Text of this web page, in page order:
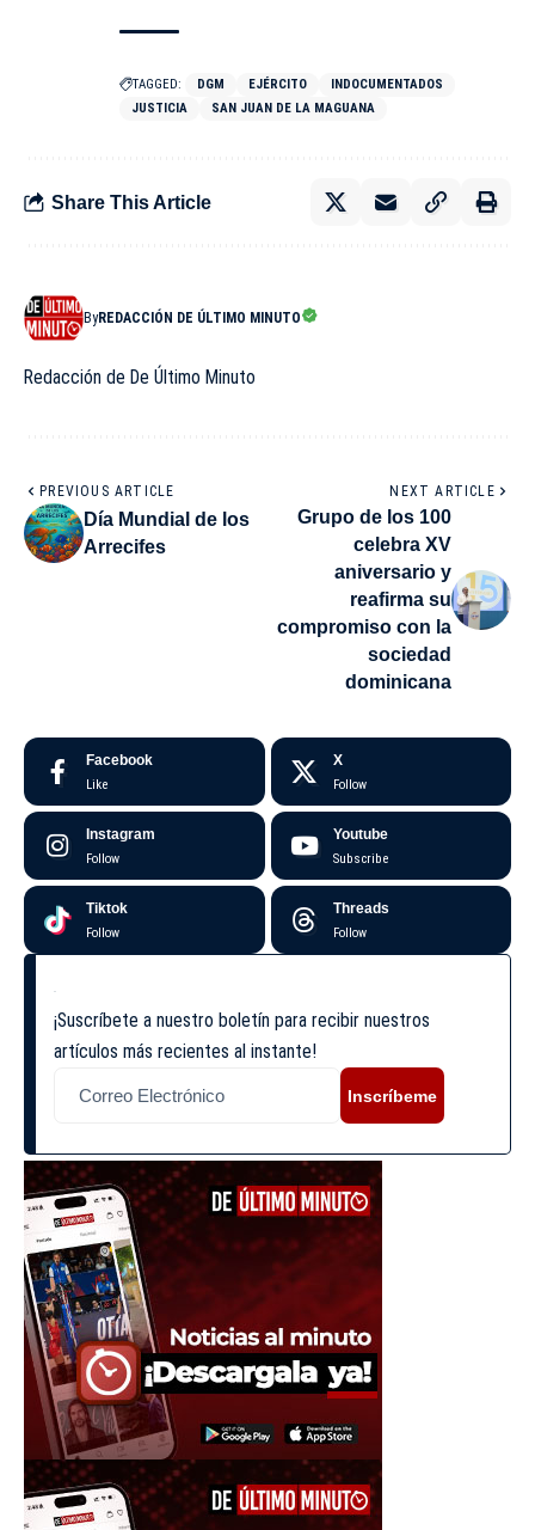
TAGGED: DGM EJÉRCITO
INDOCUMENTADOS
JUSTICIA
SAN JUAN DE LA MAGUANA
Share This Article
ByREDACCIÓN DE ÚLTIMO MINUTO
Redacción de De Último Minuto
PREVIOUS ARTICLE
Día Mundial de los
Arrecifes
NEXT ARTICLE
Grupo de los 100
celebra XV
aniversario y
reafirma su
compromiso con la
sociedad
dominicana
Facebook
Like
X
Follow
Instagram
Follow
Youtube
Subscribe
Tiktok
Follow
Threads
Follow
¡Suscríbete a nuestro boletín para recibir nuestros
artículos más recientes al instante!
Inscríbeme